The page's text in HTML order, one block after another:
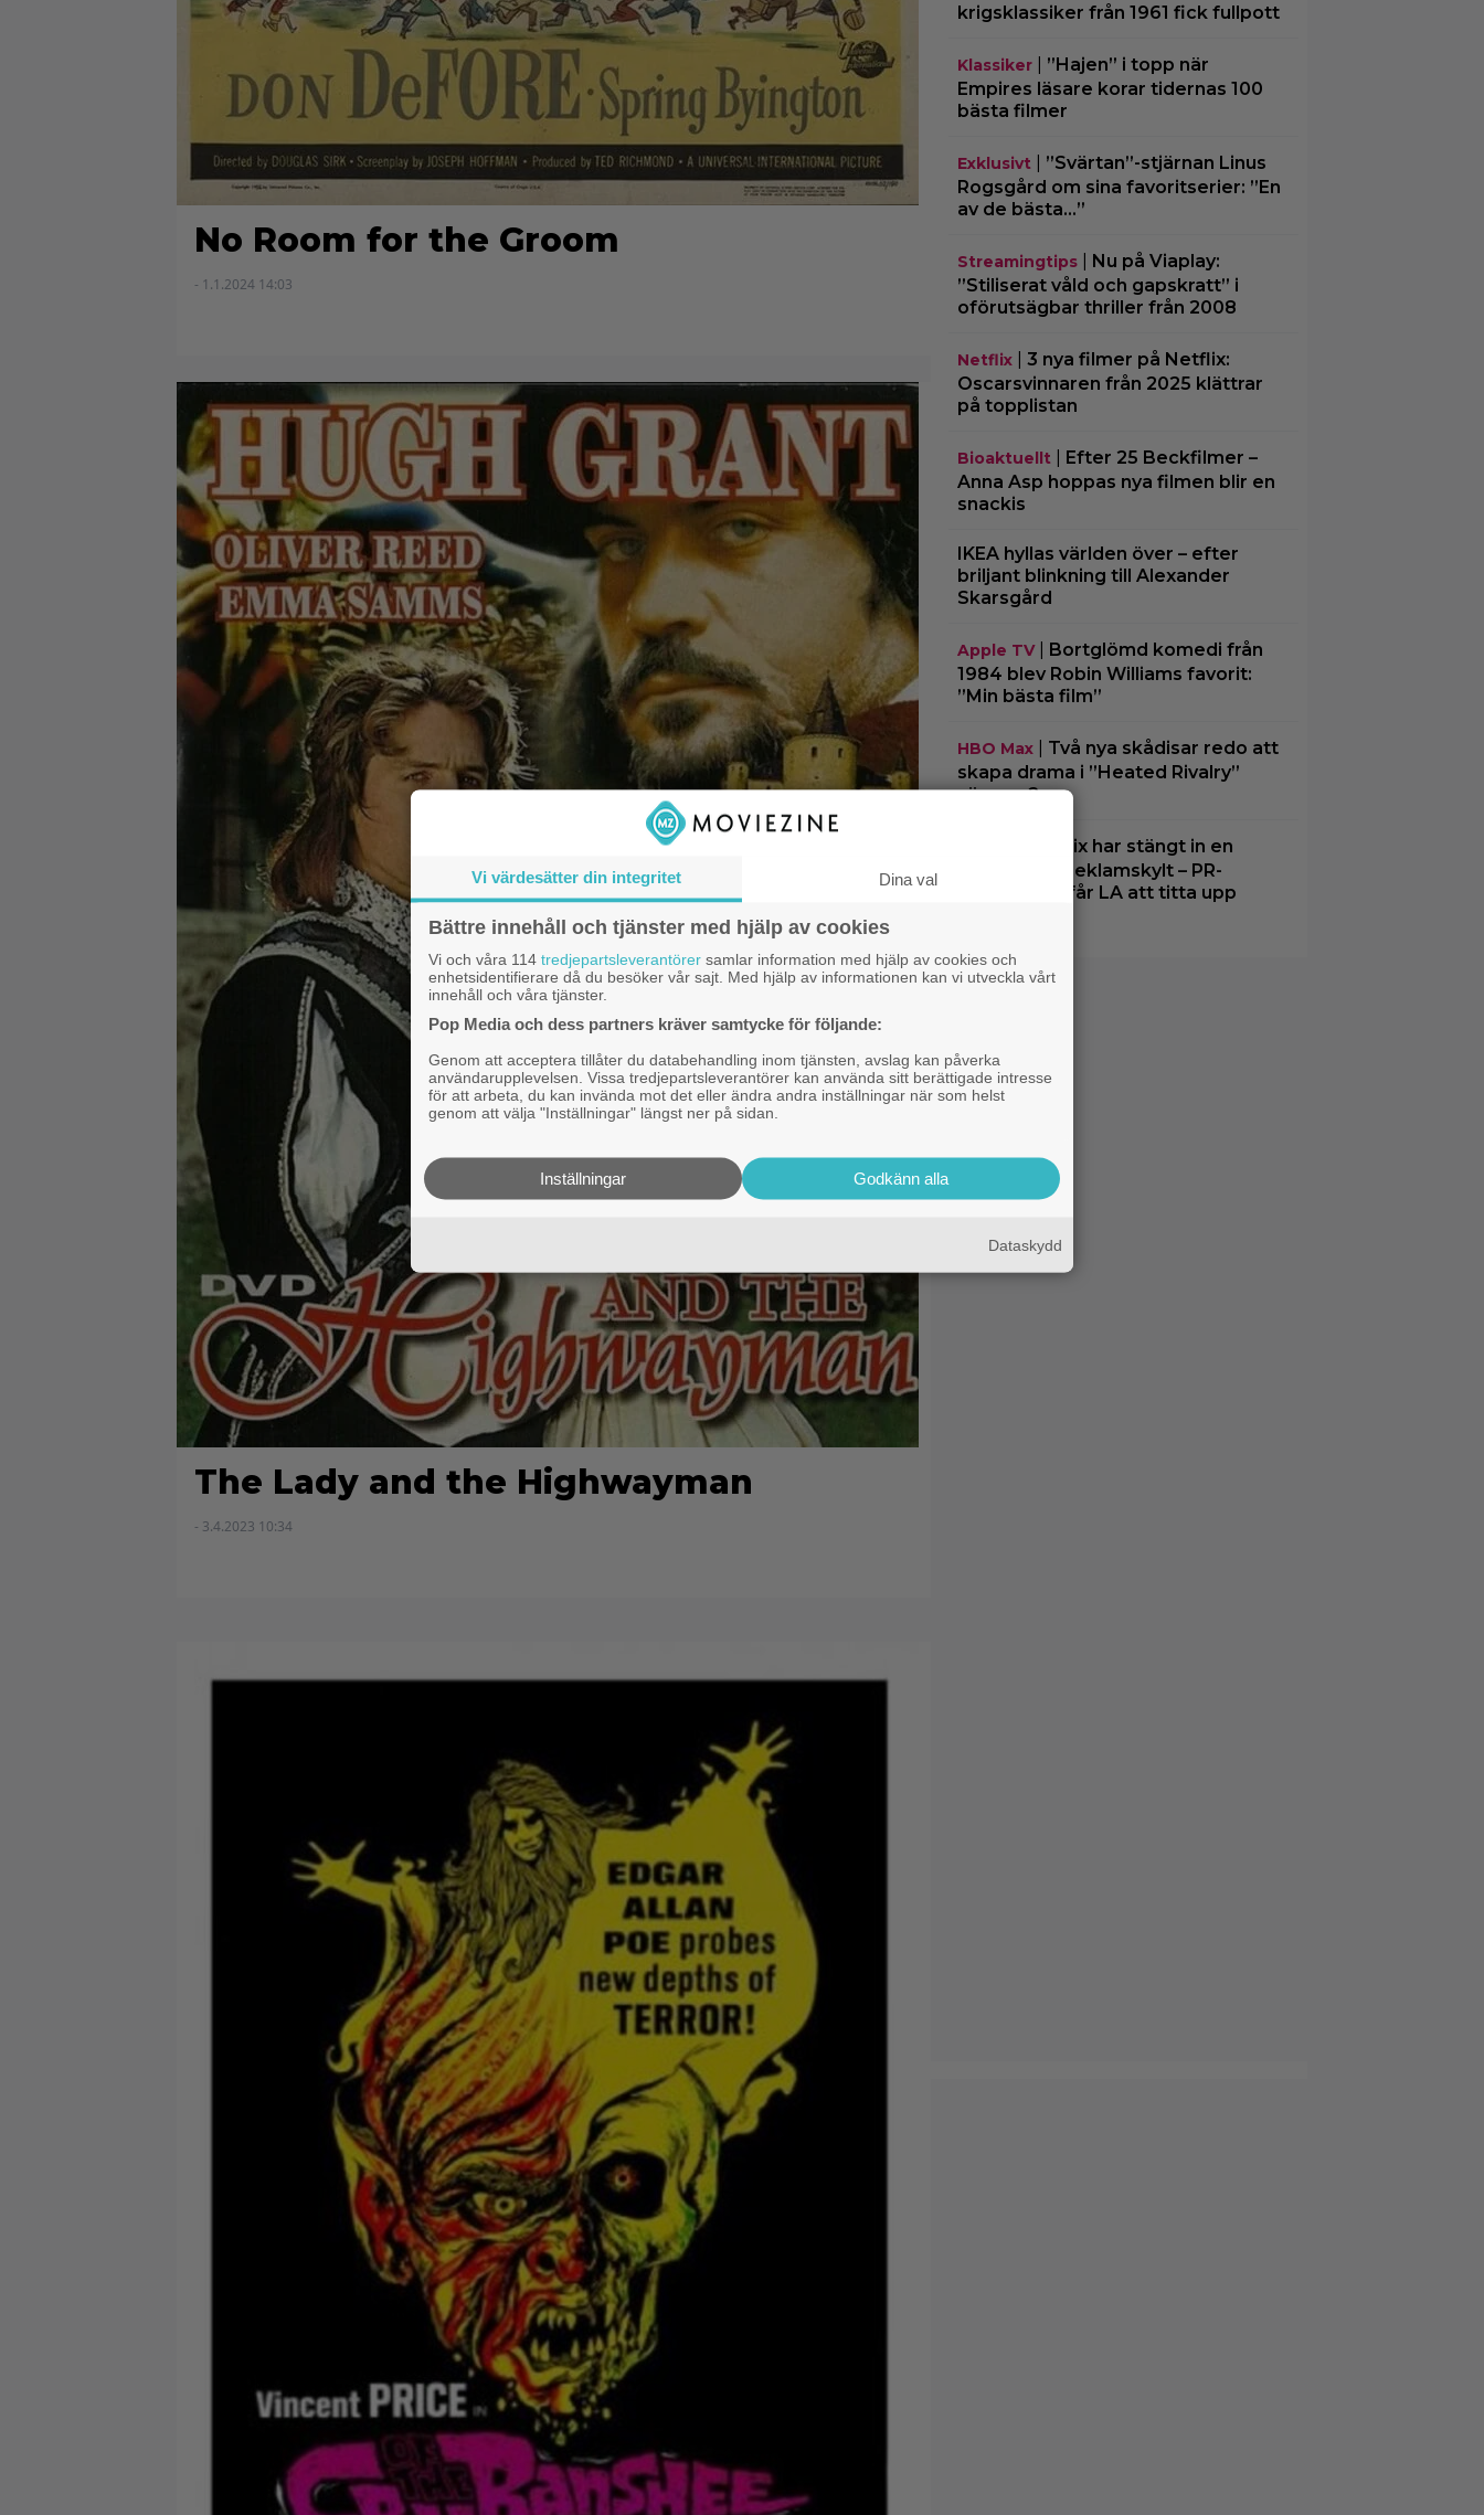
No Room for the Groom
- 1.1.2024 14:03
The Lady and the Highwayman
- 3.4.2023 10:34
krigsklassiker från 1961 fick fullpott
Klassiker| ”Hajen” i topp när
Empires läsare korar tidernas 100
bästa filmer
Exklusivt| ”Svärtan”-stjärnan Linus
Rogsgård om sina favoritserier: ”En
av de bästa…”
Streamingtips| Nu på Viaplay:
”Stiliserat våld och gapskratt” i
oförutsägbar thriller från 2008
Netflix| 3 nya filmer på Netflix:
Oscarsvinnaren från 2025 klättrar
på topplistan
Bioaktuellt| Efter 25 Beckfilmer –
Anna Asp hoppas nya filmen blir en
snackis
IKEA hyllas världen över – efter
briljant blinkning till Alexander
Skarsgård
Apple TV| Bortglömd komedi från
1984 blev Robin Williams favorit:
”Min bästa film”
HBO Max| Två nya skådisar redo att
skapa drama i ”Heated Rivalry”
säsong 2
Netflix har stängt in en
snubbe i en reklamskylt – PR-
tricket som får LA att titta upp
Vi värdesätter din integritet Dina val
Bättre innehåll och tjänster med hjälp av cookies
Vi och våra 114 tredjepartsleverantörer samlar information med hjälp av cookies och
enhetsidentifierare då du besöker vår sajt. Med hjälp av informationen kan vi utveckla vårt
innehåll och våra tjänster.
Pop Media och dess partners kräver samtycke för följande:
Genom att acceptera tillåter du databehandling inom tjänsten, avslag kan påverka
användarupplevelsen. Vissa tredjepartsleverantörer kan använda sitt berättigade intresse
för att arbeta, du kan invända mot det eller ändra andra inställningar när som helst
genom att välja "Inställningar" längst ner på sidan.
Godkänn alla
Inställningar
Dataskydd